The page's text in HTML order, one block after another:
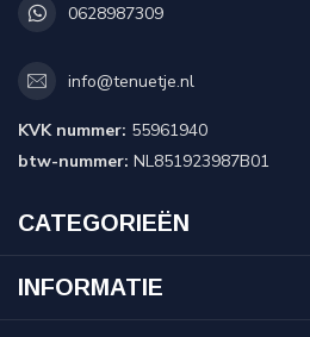
0628987309
info@tenuetje.nl
KVK nummer: 55961940
btw-nummer: NL851923987B01
CATEGORIEËN
INFORMATIE